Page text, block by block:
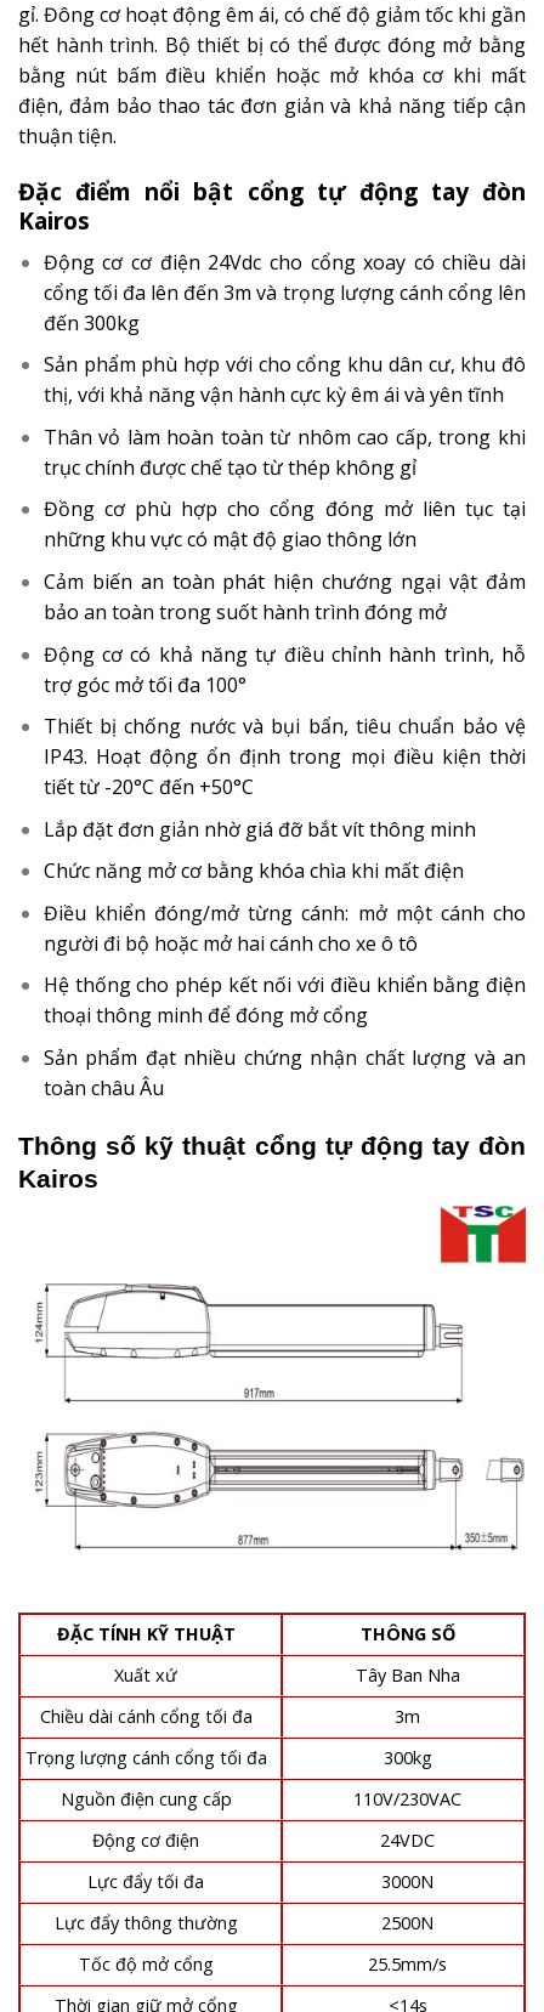
gỉ. Đông cơ hoạt động êm ái, có chế độ giảm tốc khi gần
hết hành trình. Bộ thiết bị có thể được đóng mở bằng
bằng nút bấm điều khiển hoặc mở khóa cơ khi mất
điện, đảm bảo thao tác đơn giản và khả năng tiếp cận
thuận tiện.
Đặc điểm nổi bật cổng tự động tay đòn
Kairos
Động cơ cơ điện 24Vdc cho cổng xoay có chiều dài
cổng tối đa lên đến 3m và trọng lượng cánh cổng lên
đến 300kg
Sản phẩm phù hợp với cho cổng khu dân cư, khu đô
thị, với khả năng vận hành cực kỳ êm ái và yên tĩnh
Thân vỏ làm hoàn toàn từ nhôm cao cấp, trong khi
trục chính được chế tạo từ thép không gỉ
Đồng cơ phù hợp cho cổng đóng mở liên tục tại
những khu vực có mật độ giao thông lớn
Cảm biến an toàn phát hiện chướng ngại vật đảm
bảo an toàn trong suốt hành trình đóng mở
Động cơ có khả năng tự điều chỉnh hành trình, hỗ
trợ góc mở tối đa 100°
Thiết bị chống nước và bụi bẩn, tiêu chuẩn bảo vệ
IP43. Hoạt động ổn định trong mọi điều kiện thời
tiết từ -20°C đến +50°C
Lắp đặt đơn giản nhờ giá đỡ bắt vít thông minh
Chức năng mở cơ bằng khóa chìa khi mất điện
Điều khiển đóng/mở từng cánh: mở một cánh cho
người đi bộ hoặc mở hai cánh cho xe ô tô
Hệ thống cho phép kết nối với điều khiển bằng điện
thoại thông minh để đóng mở cổng
Sản phẩm đạt nhiều chứng nhận chất lượng và an
toàn châu Âu
Thông số kỹ thuật cổng tự động tay đòn
Kairos
ĐẶC TÍNH KỸ THUẬT
THÔNG SỐ
Xuất xứ
Tây Ban Nha
Chiều dài cánh cổng tối đa
3m
Trọng lượng cánh cổng tối đa
300kg
Nguồn điện cung cấp
110V/230VAC
Động cơ điện
24VDC
Lực đẩy tối đa
3000N
Lực đẩy thông thường
2500N
Tốc độ mở cổng
25.5mm/s
Thời gian giữ mở cổng
<14s